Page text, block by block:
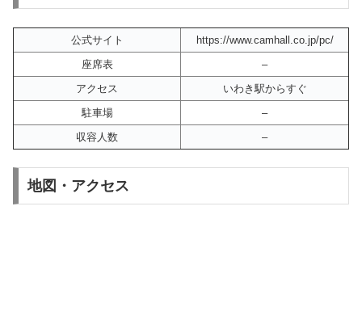
公式サイト
https://www.camhall.co.jp/pc/
座席表
–
アクセス
いわき駅からすぐ
駐車場
–
収容人数
–
地図・アクセス